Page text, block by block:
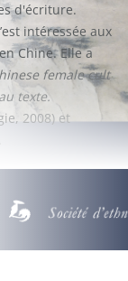
d'écriture.
intéressée aux
Chine. Elle a
female cult
texte.
2008) et